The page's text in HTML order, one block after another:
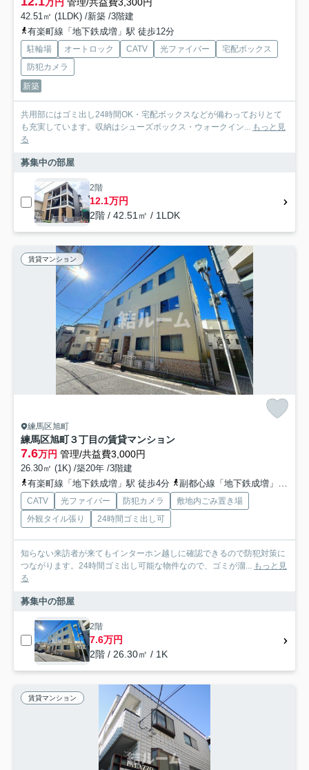
万円 管理/共益費3,300円
42.51㎡ (1LDK) /新築 /3階建
有楽町線「地下鉄成増」駅 徒歩12分
駐輪場 オートロック CATV 光ファイバー
宅配ボックス
防犯カメラ
新築
共用部にはゴミ出し24時間OK・宅配ボックスなどが備わっておりとて
も充実しています。収納はシューズボックス・ウォークイン... もっと見
る
募集中の部屋
2階
12.1万円
2階 / 42.51㎡ / 1LDK
賃貸マンション
練馬区旭町
練馬区旭町３丁目の賃貸マンション
7.6万円 管理/共益費3,000円
26.30㎡ (1K) /築20年 /3階建
有楽町線「地下鉄成増」駅 徒歩4分
副都心線「地下鉄成増」駅 徒歩4分
CATV 光ファイバー 防犯カメラ
敷地内ごみ置き場
外観タイル張り
24時間ゴミ出し可
知らない来訪者が来てもインターホン越しに確認できるので防犯対策に
つながります。24時間ゴミ出し可能な物件なので、ゴミが溜...
もっと見
る
募集中の部屋
2階
7.6万円
2階 / 26.30㎡ / 1K
賃貸マンション